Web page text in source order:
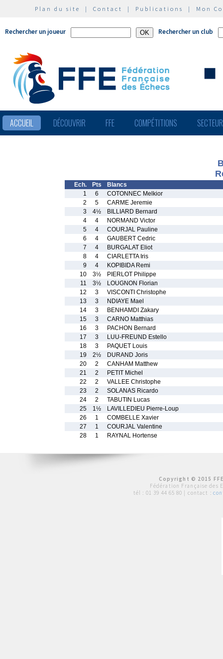
Plan du site | Contact | Publications | Mon
Rechercher un joueur Rechercher un club
ACCUEIL DÉCOUVRIR FFE COMPÉTITIONS
Ech. Pts
Blancs
1
6
COTONNEC Melkior
2
5
CARME Jeremie
3
4½
BILLIARD Bernard
4
4
NORMAND Victor
5
4
COURJAL Pauline
6
4
GAUBERT Cedric
7
4
BURGALAT Eliot
8
4
CIARLETTA Iris
9
4
KOPIBIDA Remi
10
3½
PIERLOT Philippe
11
3½
LOUGNON Florian
12
3
VISCONTI Christophe
13
3
NDIAYE Mael
14
3
BENHAMDI Zakary
15
3
CARNO Matthias
16
3
PACHON Bernard
17
3
LUU-FREUND Estello
18
3
PAQUET Louis
19
2½
DURAND Joris
20
2
CANHAM Matthew
21
2
PETIT Michel
22
2
VALLEE Christophe
23
2
SOLANAS Ricardo
24
2
TABUTIN Lucas
25
1½
LAVILLEDIEU Pierre-Loup
26
1
COMBELLE Xavier
27
1
COURJAL Valentine
28
1 RAYNAL Hortense
Copyright © 2015
Fédération Française des
tél : 01 39 44 65 80 | contact :